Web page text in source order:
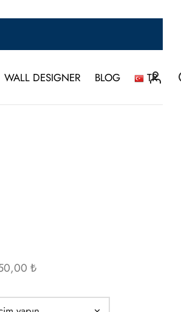
WALL DESIGNER BLOG TR
₺Fiyat
390,00 ₺ -